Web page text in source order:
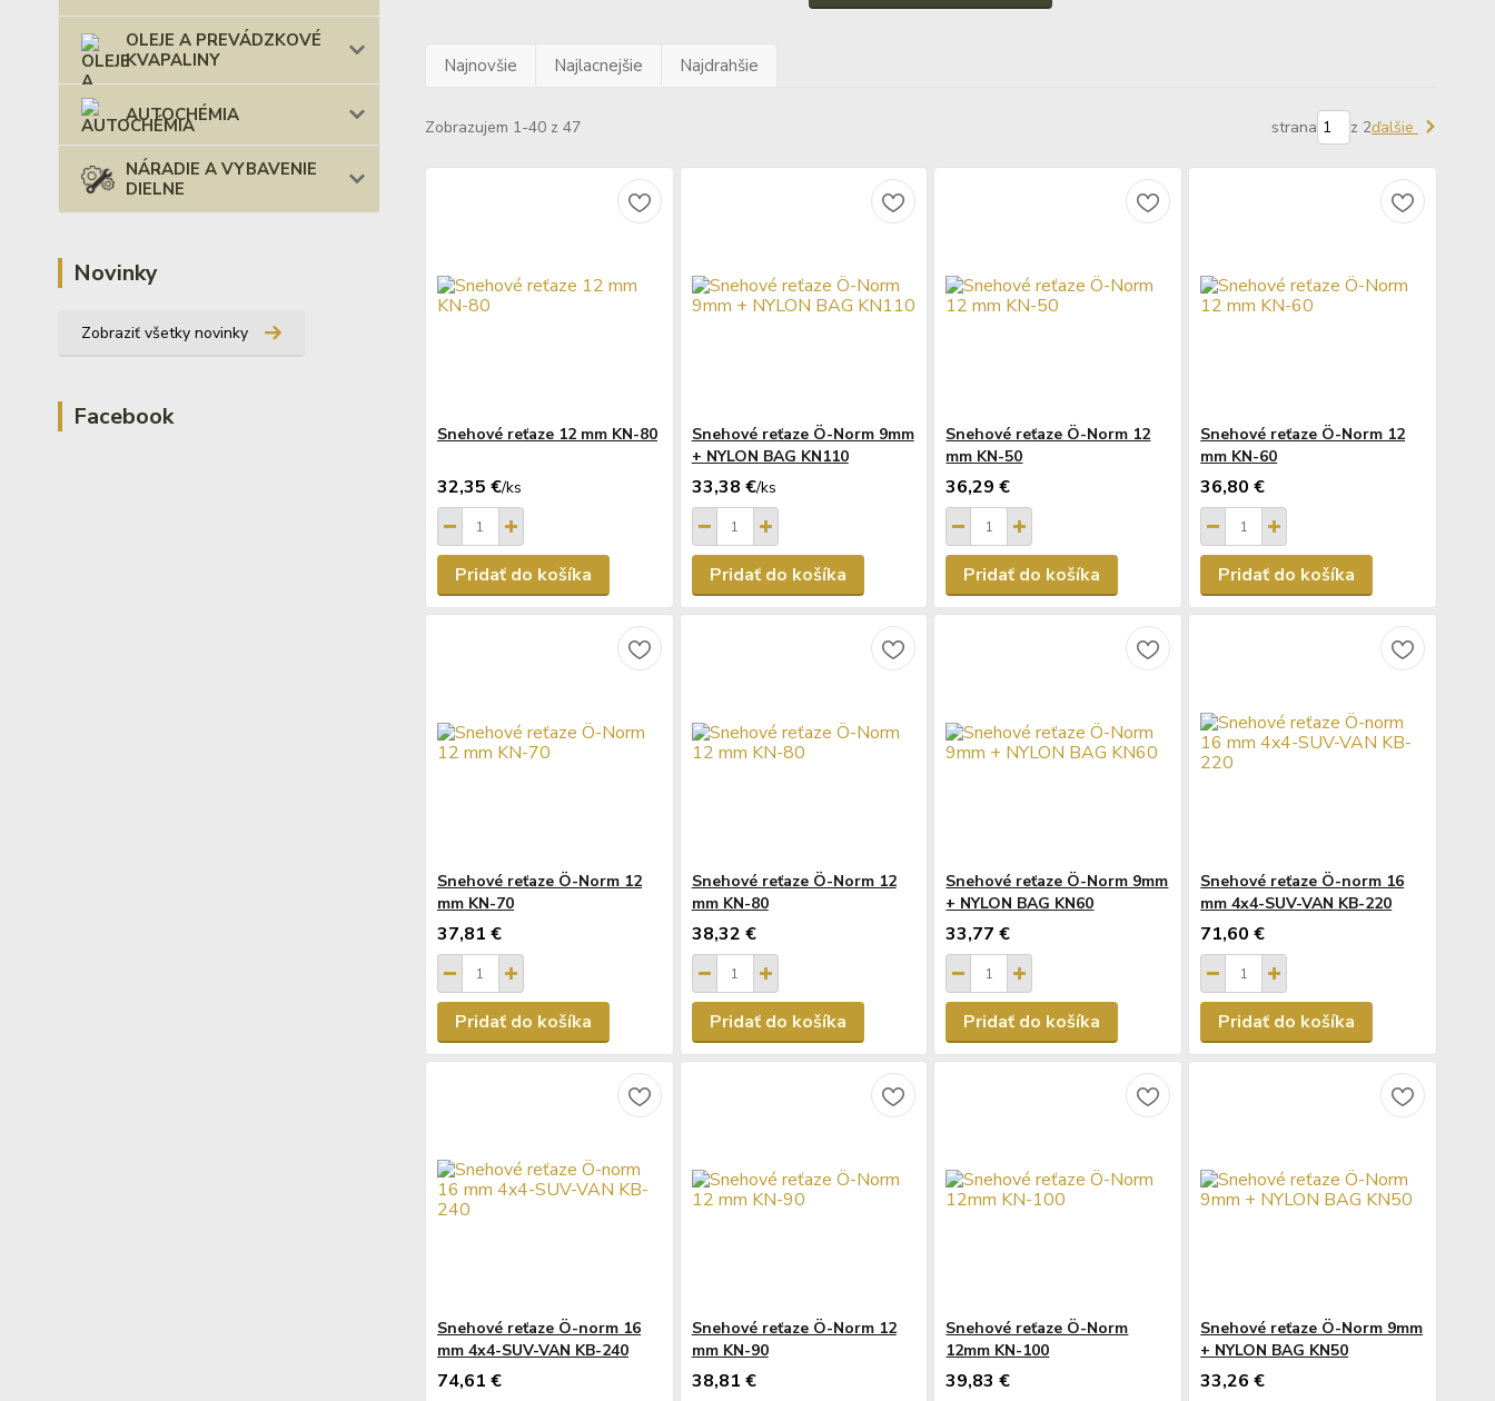
OLEJE A PREVÁDZKOVÉ
KVAPALINY
AUTOCHÉMIA
NÁRADIE A VYBAVENIE
DIELNE
Novinky
Zobraziť všetky novinky
Facebook
Najnovšie Najlacnejšie Najdrahšie
Zobrazujem 1-40 z 47 strana z 2ďalšie
Snehové reťaze 12 mm KN-80
32,35 €/ks
Pridať do košíka
Snehové reťaze Ö-Norm 9mm
+ NYLON BAG KN110
33,38 €/ks
Pridať do košíka
Snehové reťaze Ö-Norm 12
mm KN-50
36,29 €
Pridať do košíka
Snehové reťaze Ö-Norm 12
mm KN-60
36,80 €
Pridať do košíka
Snehové reťaze Ö-Norm 12
mm KN-70
37,81 €
Pridať do košíka
Snehové reťaze Ö-Norm 12
mm KN-80
38,32 €
Pridať do košíka
Snehové reťaze Ö-Norm 9mm
+ NYLON BAG KN60
33,77 €
Pridať do košíka
Snehové reťaze Ö-norm 16
mm 4x4-SUV-VAN KB-220
71,60 €
Pridať do košíka
Snehové reťaze Ö-norm 16
mm 4x4-SUV-VAN KB-240
74,61 €
Snehové reťaze Ö-Norm 12
mm KN-90
38,81 €
Snehové reťaze Ö-Norm
12mm KN-100
39,83 €
Snehové reťaze Ö-Norm 9mm
+ NYLON BAG KN50
33,26 €